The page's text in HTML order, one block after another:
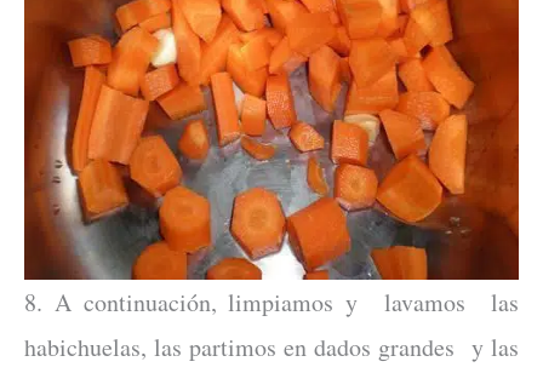
8. A continuación, limpiamos y lavamos las
habichuelas, las partimos en dados grandes y las